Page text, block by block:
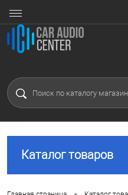
Каталог товаров